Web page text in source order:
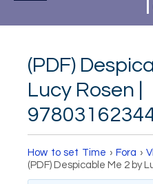
(PDF)
Lucy Rosen |
How to set Time › Fora ›
(PDF) Despicable Me 2 by